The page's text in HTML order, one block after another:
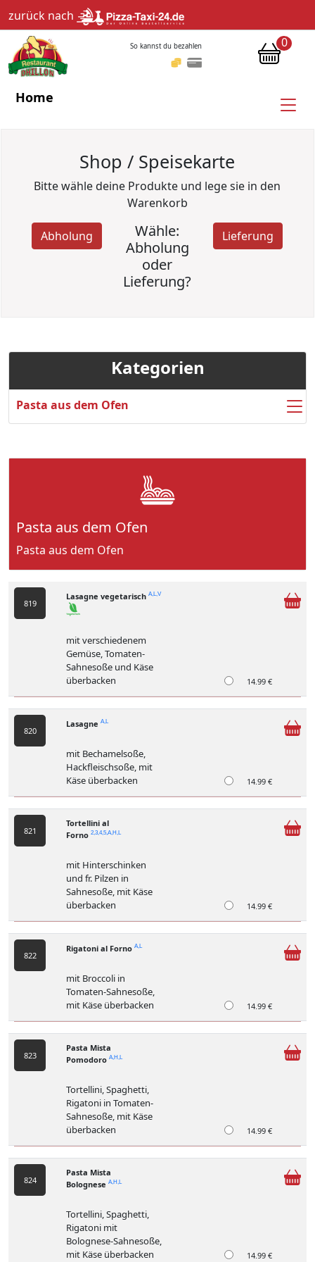
zurück nach
So kannst du bezahlen 0
Home
Shop / Speisekarte
Bitte wähle deine Produkte und lege sie in den
Warenkorb
Abholung
Wähle:
Abholung
oder
Lieferung?
Lieferung
Kategorien
Pasta aus dem Ofen
Pasta aus dem Ofen
Pasta aus dem Ofen
819
Lasagne vegetarisch A,L,V
mit verschiedenem
Gemüse, Tomaten-
Sahnesoße und Käse
überbacken
14.99 €
820
Lasagne A,L
mit Bechamelsoße,
Hackfleischsoße, mit
Käse überbacken
14.99 €
821
Tortellini al
Forno 2,3,4,5,A,H,L
mit Hinterschinken
und fr. Pilzen in
Sahnesoße, mit Käse
überbacken
14.99 €
822
Rigatoni al Forno A,L
mit Broccoli in
Tomaten-Sahnesoße,
mit Käse überbacken
14.99 €
823
Pasta Mista
Pomodoro A,H,L
Tortellini, Spaghetti,
Rigatoni in Tomaten-
Sahnesoße, mit Käse
überbacken
14.99 €
824
Pasta Mista
Bolognese A,H,L
Tortellini, Spaghetti,
Rigatoni mit
Bolognese-Sahnesoße,
mit Käse überbacken
14.99 €